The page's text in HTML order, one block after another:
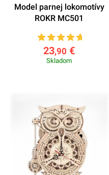
Model parnej lokomotívy
ROKR MC501
23,90 €
Skladom